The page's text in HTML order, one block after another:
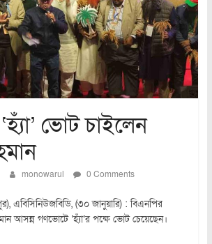
ভোট চাইলেন
monowarul 0 Comments
এবিসিনিউজবিডি, (৩০ জানুয়ারি) : বিএনপির
আসন্ন গণভোটে ‘হ্যাঁ’র পক্ষে ভোট চেয়েছেন।